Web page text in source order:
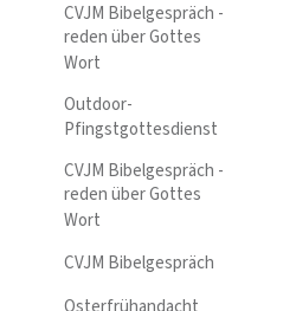
CVJM Bibelgespräch -
reden über Gottes
Wort
Outdoor-
Pfingstgottesdienst
CVJM Bibelgespräch -
reden über Gottes
Wort
CVJM Bibelgespräch